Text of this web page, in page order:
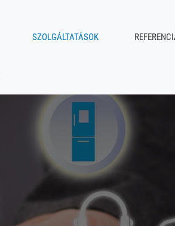
SZOLGÁLTATÁSOK